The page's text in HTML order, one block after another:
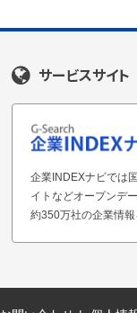
サービスサイト
企業INDEXナビでは
イトなどオープンデ
約350万社の企業情報